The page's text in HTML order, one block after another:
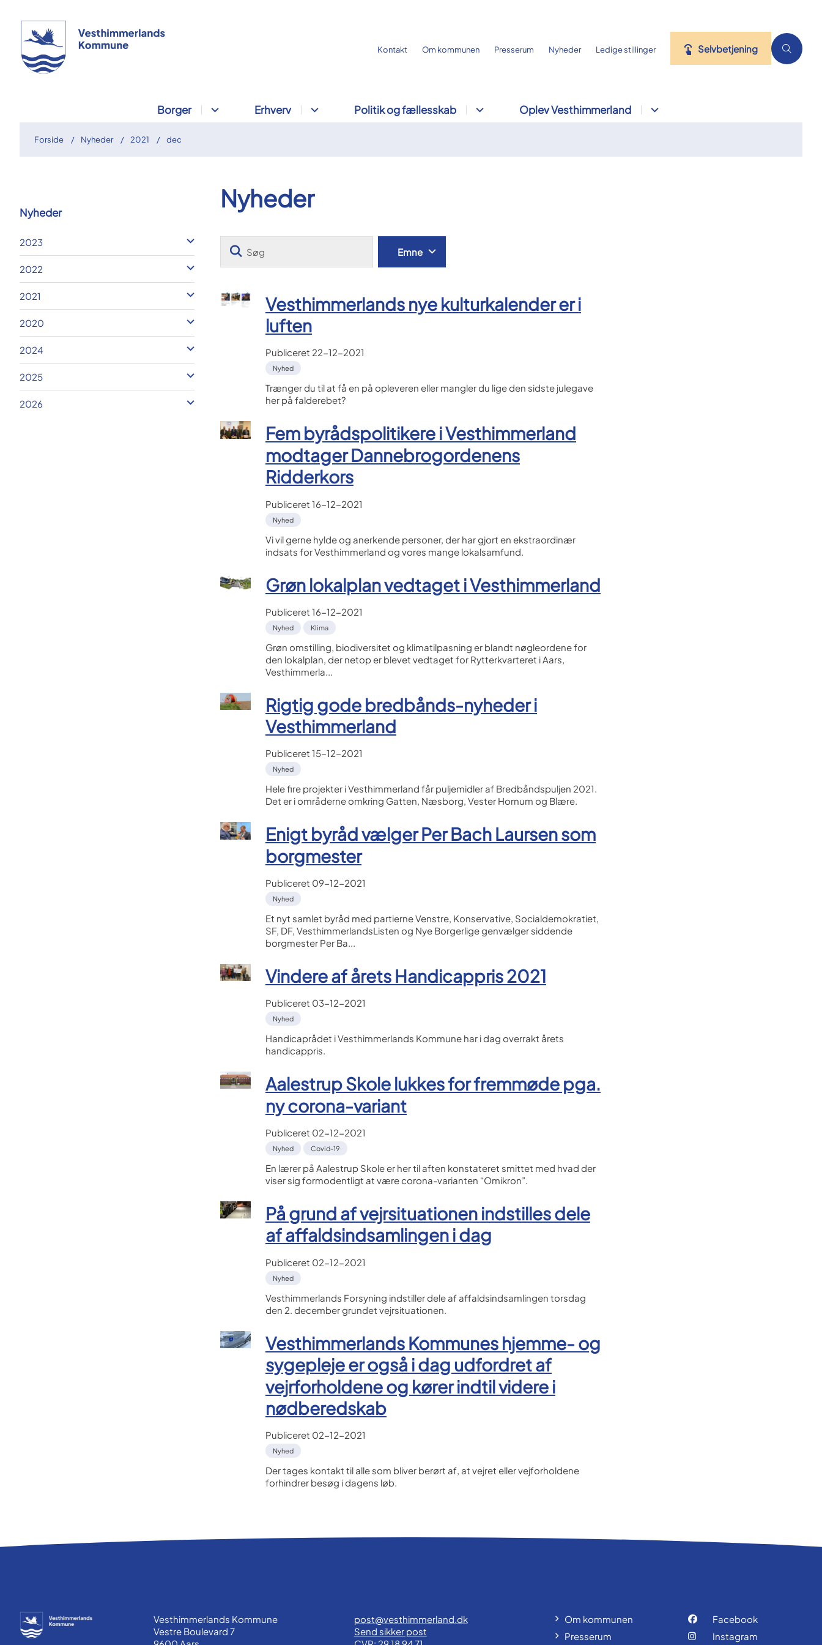
Kontakt Om kommunen Presserum Nyheder Ledige stillinger Selvbetjening
Borger Erhverv Politik og fællesskab Oplev Vesthimmerland
Forside Nyheder 2021 dec
Nyheder
2023
2022
2021
2020
2024
2025
2026
Nyheder
Emne
Vesthimmerlands nye kulturkalender er i
luften
Publiceret 22-12-2021
Nyhed
Trænger du til at få en på opleveren eller mangler du lige den sidste julegave
her på falderebet?
Fem byrådspolitikere i Vesthimmerland
modtager Dannebrogordenens
Ridderkors
Publiceret 16-12-2021
Nyhed
Vi vil gerne hylde og anerkende personer, der har gjort en ekstraordinær
indsats for Vesthimmerland og vores mange lokalsamfund.
Grøn lokalplan vedtaget i Vesthimmerland
Publiceret 16-12-2021
Nyhed Klima
Grøn omstilling, biodiversitet og klimatilpasning er blandt nøgleordene for
den lokalplan, der netop er blevet vedtaget for Rytterkvarteret i Aars,
Vesthimmerla...
Rigtig gode bredbånds-nyheder i
Vesthimmerland
Publiceret 15-12-2021
Nyhed
Hele fire projekter i Vesthimmerland får puljemidler af Bredbåndspuljen 2021.
Det er i områderne omkring Gatten, Næsborg, Vester Hornum og Blære.
Enigt byråd vælger Per Bach Laursen som
borgmester
Publiceret 09-12-2021
Nyhed
Et nyt samlet byråd med partierne Venstre, Konservative, Socialdemokratiet,
SF, DF, VesthimmerlandsListen og Nye Borgerlige genvælger siddende
borgmester Per Ba...
Vindere af årets Handicappris 2021
Publiceret 03-12-2021
Nyhed
Handicaprådet i Vesthimmerlands Kommune har i dag overrakt årets
handicappris.
Aalestrup Skole lukkes for fremmøde pga.
ny corona-variant
Publiceret 02-12-2021
Nyhed Covid-19
En lærer på Aalestrup Skole er her til aften konstateret smittet med hvad der
viser sig formodentligt at være corona-varianten “Omikron”.
På grund af vejrsituationen indstilles dele
af affaldsindsamlingen i dag
Publiceret 02-12-2021
Nyhed
Vesthimmerlands Forsyning indstiller dele af affaldsindsamlingen torsdag
den 2. december grundet vejrsituationen.
Vesthimmerlands Kommunes hjemme- og
sygepleje er også i dag udfordret af
vejrforholdene og kører indtil videre i
nødberedskab
Publiceret 02-12-2021
Nyhed
Der tages kontakt til alle som bliver berørt af, at vejret eller vejforholdene
forhindrer besøg i dagens løb.
Vesthimmerlands Kommune
Vestre Boulevard 7
post@vesthimmerland.dk
Send sikker post
Om kommunen
Presserum
Facebook
Instagram